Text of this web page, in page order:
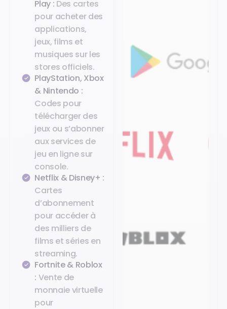
Play : Des cartes
pour acheter des
applications,
jeux, films et
musiques sur les
stores officiels.
PlayStation, Xbox
& Nintendo :
Codes pour
télécharger des
jeux ou s’abonner
aux services de
jeu en ligne sur
console.
Netflix & Disney+ :
Cartes
d’abonnement
pour accéder à
des milliers de
films et séries en
streaming.
Fortnite & Roblox
: Vente de
monnaie virtuelle
pour